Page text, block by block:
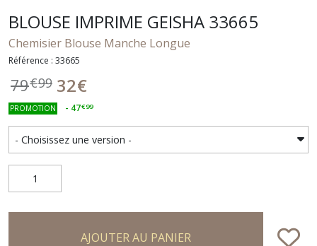
BLOUSE IMPRIME GEISHA 33665
Chemisier Blouse Manche Longue
Référence : 33665
79€99 32€
PROMOTION - 47€99
AJOUTER AU PANIER